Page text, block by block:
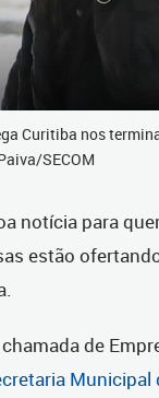
Curitiba nos
SECOM
notícia para
estão
de
Municipal